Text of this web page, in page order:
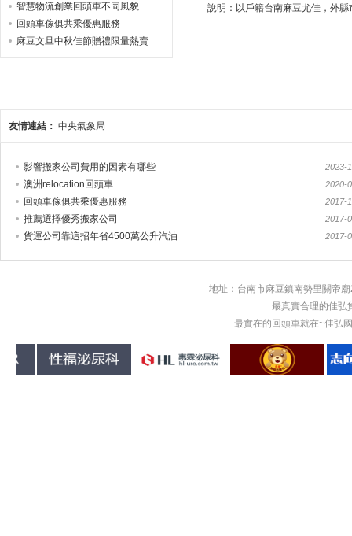
智慧物流創業回頭車不同風貌
回頭車傢俱共乘優惠服務
麻豆文旦中秋佳節贈禮限量熱賣
說明：以戶籍台南麻豆尤佳，外
友情連結： 中央氣象局
2023-
影響搬家公司費用的因素有哪些
2020-
澳洲relocation回頭車
2017-
回頭車傢俱共乘優惠服務
2017-
推薦選擇優秀搬家公司
2017-
貨運公司靠這招年省4500萬公升汽油
地址：台南市麻豆鎮南勢里關帝
最真實合理的佳弘
最實在的回頭車就在~佳弘